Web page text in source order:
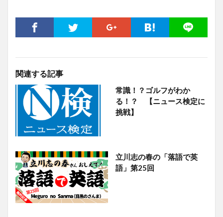
関連する記事
常識！？ゴルフがわか
る！？ 【ニュース検定に
挑戦】
立川志の春の「落語で英
語」第25回